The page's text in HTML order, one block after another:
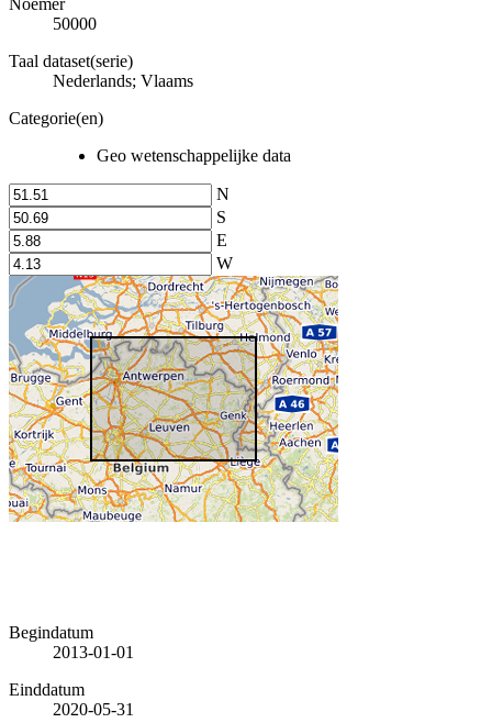
50000
Taal dataset(serie)
Nederlands; Vlaams
Categorie(en)
Geo wetenschappelijke data
N
S
E
W
Begindatum
2013-01-01
Einddatum
2020-05-31